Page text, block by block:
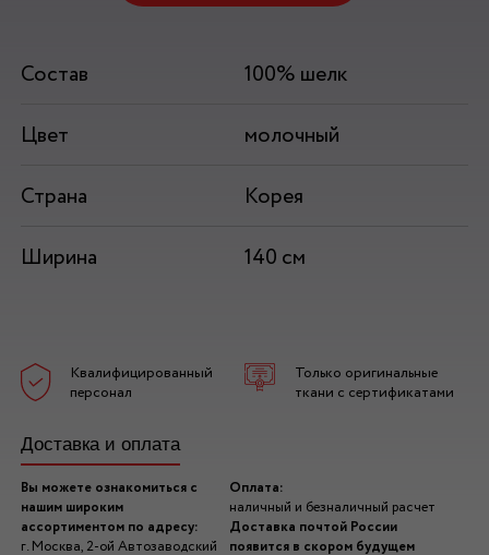
Состав
100% шелк
Цвет
молочный
Страна
Корея
Ширина
140 см
Квалифицированный
персонал
Только оригинальные
ткани с сертификатами
Доставка и оплата
Вы можете ознакомиться с
нашим широким
ассортиментом по адресу:
г. Москва, 2-ой Автозаводский
Оплата:
наличный и безналичный расчет
Доставка почтой России
появится в скором будущем